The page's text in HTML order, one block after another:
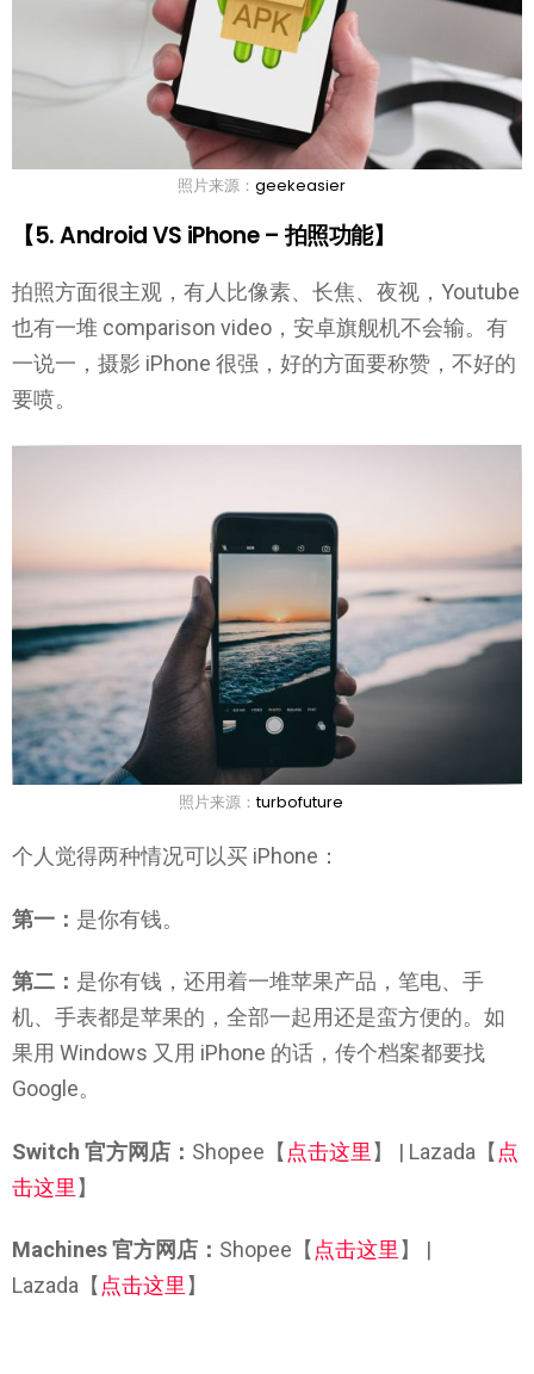
照片来源： geekeasier
【5. Android VS iPhone – 拍照功能】
拍照方面很主观，有人比像素、长焦、夜视，Youtube
也有一堆 comparison video，安卓旗舰机不会输。有
一说一，摄影 iPhone 很强，好的方面要称赞，不好的
要喷。
照片来源：turbofuture
个人觉得两种情况可以买 iPhone：
第一： 是你有钱。
第二： 是你有钱，还用着一堆苹果产品，笔电、手
机、手表都是苹果的，全部一起用还是蛮方便的。如
果用 Windows 又用 iPhone 的话，传个档案都要找
Google。
Switch 官方网店： Shopee【 点击这里 】 | Lazada【 点
击这里 】
Machines 官方网店： Shopee【 点击这里 】 |
Lazada【 点击这里 】